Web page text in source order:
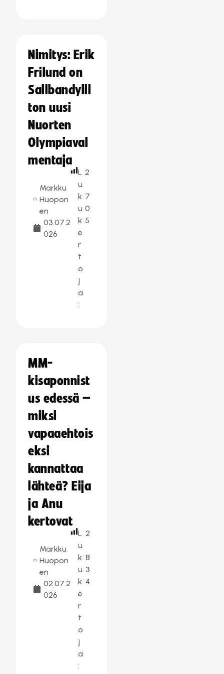
Nimitys: Erik
Frilund on
Salibandylii
ton uusi
Nuorten
Olympiaval
mentaja
Markku
Huopon
en
03.07.2
026
L
u
k
u
k
e
r
t
o
j
a
:
2
7
0
5
MM-
kisaponnist
us edessä –
miksi
vapaaehtois
eksi
kannattaa
lähteä? Eija
ja Anu
kertovat
Markku
Huopon
en
02.07.2
026
L
u
k
u
k
e
r
t
o
j
a
:
2
8
3
4